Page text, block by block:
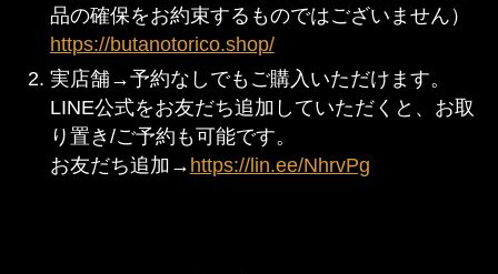
品の確保をお約束するものではございません）
https://butanotorico.shop/
実店舗→予約なしでもご購入いただけます。
LINE公式をお友だち追加していただくと、お取
り置き/ご予約も可能です。
お友だち追加→ https://lin.ee/NhrvPg